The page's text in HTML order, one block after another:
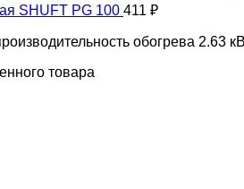
SHUFT PG 100 411 ₽
обогрева 2.63
товара